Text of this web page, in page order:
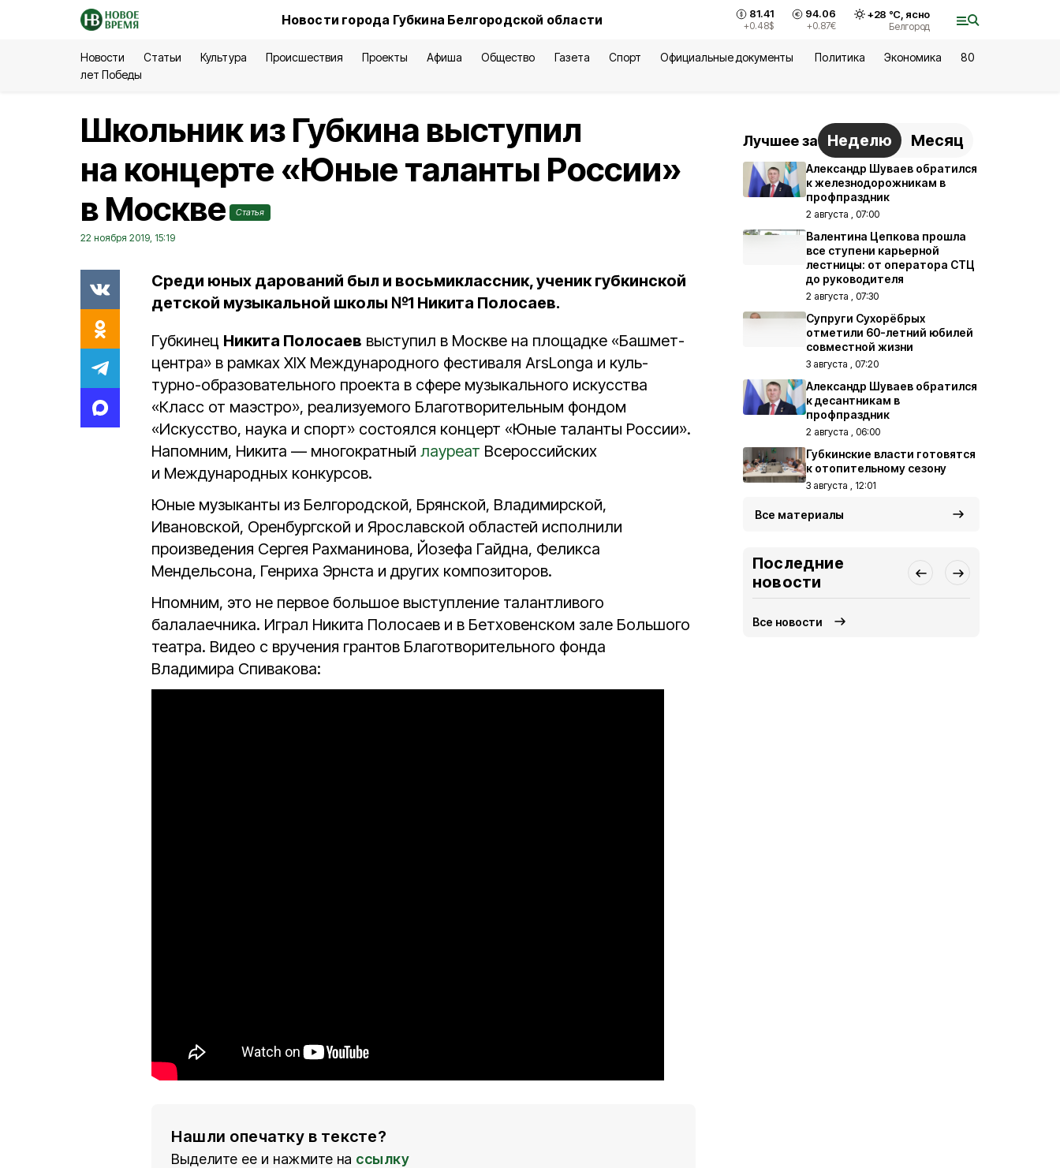
Новости города Губкина Белгородской области 81.41
+0.48$
94.06
+0.87€
+28 °С, ясно
Белгород
Новости Статьи Культура Происшествия Проекты Афиша Общество Газета Спорт Официальные документы Политика Экономика
80
лет Победы
Школьник из Губкина выступил
на концерте «Юные таланты России»
в Москве
Статья
22 ноября 2019, 15:19
Среди юных дарований был и восьмиклассник, ученик губкинской
детской музыкальной школы №1 Никита Полосаев.
Губкинец Никита Полосаев выступил в Москве на площадке «Башмет-
центра» в рамках XIX Международного фестиваля ArsLonga и куль-
турно-образовательного проекта в сфере музыкального искусства
«Класс от маэстро», реализуемого Благотворительным фондом
«Искусство, наука и спорт» состоялся концерт «Юные таланты России».
Напомним, Никита — многократный лауреат Всероссийских
и Международных конкурсов.
Юные музыканты из Белгородской, Брянской, Владимирской,
Ивановской, Оренбургской и Ярославской областей исполнили
произведения Сергея Рахманинова, Йозефа Гайдна, Феликса
Мендельсона, Генриха Эрнста и других композиторов.
Нпомним, это не первое большое выступление талантливого
балалаечника. Играл Никита Полосаев и в Бетховенском зале Большого
театра. Видео с вручения грантов Благотворительного фонда
Владимира Спивакова:
Нашли опечатку в тексте?
Выделите ее и нажмите на ссылку
Лучшее за Неделю Месяц
Александр Шуваев обратился
к железнодорожникам в
профпраздник
2 августа , 07:00
Валентина Цепкова прошла
все ступени карьерной
лестницы: от оператора СТЦ
до руководителя
2 августа , 07:30
Супруги Сухорёбрых
отметили 60-летний юбилей
совместной жизни
3 августа , 07:20
Александр Шуваев обратился
к десантникам в
профпраздник
2 августа , 06:00
Губкинские власти готовятся
к отопительному сезону
3 августа , 12:01
Все материалы
Последние
новости
Все новости